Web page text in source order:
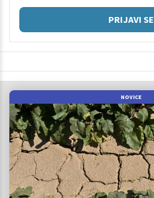
PRIJAVI SE
NOVICE